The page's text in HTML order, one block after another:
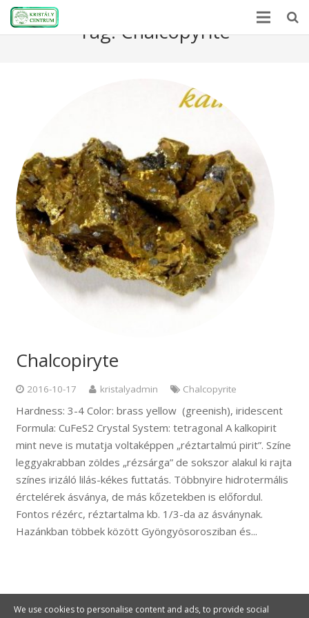
Stones
About Us
Contact us
Webshop
Tag:Chalcopyrite
Chalcopiryte
2016-10-17 kristalyadmin Chalcopyrite
Hardness: 3-4 Color: brass yellow (greenish), iridescent
Formula: CuFeS2 Crystal System: tetragonal A kalkopirit
mint neve is mutatja voltaképpen „réztartalmú pirit”. Színe
leggyakrabban zöldes „rézsárga” de sokszor alakul ki rajta
színes irizáló lilás-kékes futtatás. Többnyire hidrotermális
érctelérek ásványa, de más kőzetekben is előfordul.
Fontos rézérc, réztartalma kb. 1/3-da az ásványnak.
Hazánkban többek között Gyöngyösorosziban és...
We use cookies to personalise content and ads, to provide social